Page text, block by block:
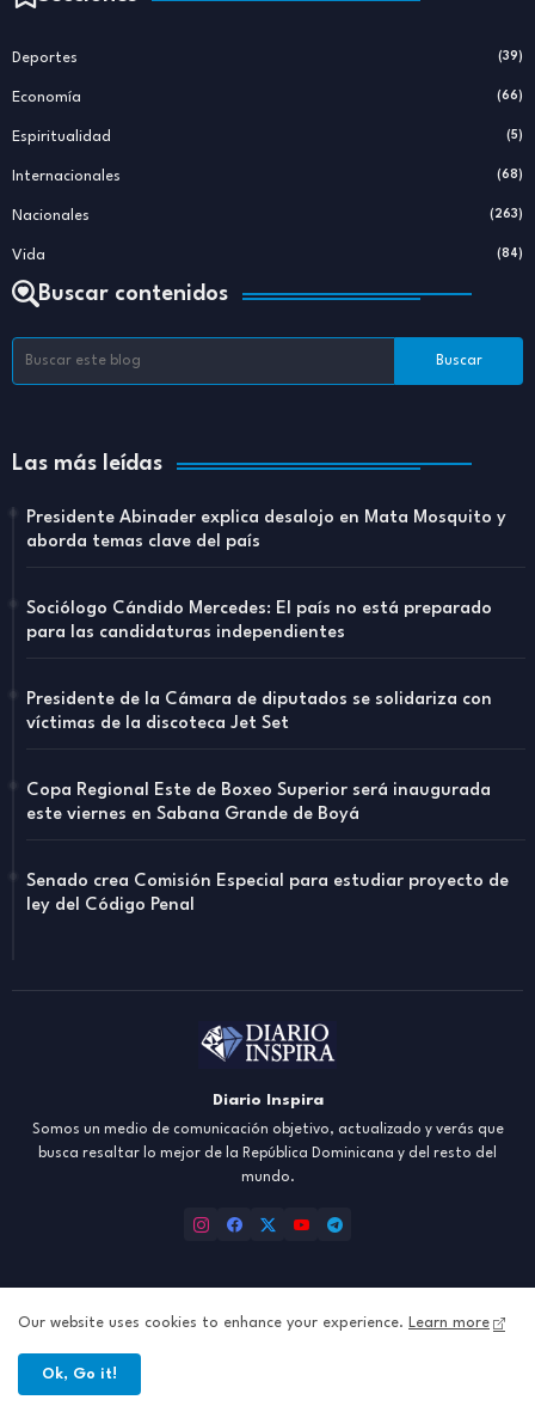
Deportes (39)
Economía (66)
Espiritualidad (5)
Internacionales (68)
Nacionales (263)
Vida (84)
Buscar contenidos
Las más leídas
Presidente Abinader explica desalojo en Mata Mosquito y
aborda temas clave del país
Sociólogo Cándido Mercedes: El país no está preparado
para las candidaturas independientes
Presidente de la Cámara de diputados se solidariza con
víctimas de la discoteca Jet Set
Copa Regional Este de Boxeo Superior será inaugurada
este viernes en Sabana Grande de Boyá
Senado crea Comisión Especial para estudiar proyecto de
ley del Código Penal
Diario Inspira
Somos un medio de comunicación objetivo, actualizado y verás que
busca resaltar lo mejor de la República Dominicana y del resto del
mundo.
Inicio About Contact us Política de Privacidad
Our website uses cookies to enhance your experience. Learn more
Ok, Go it!